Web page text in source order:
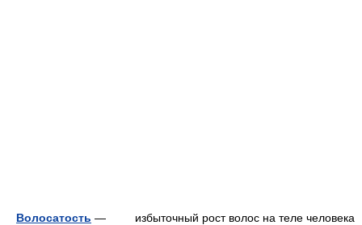
Волосатость — избыточный рост волос на теле человека